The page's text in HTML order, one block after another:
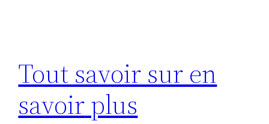
Tout savoir sur en
savoir plus